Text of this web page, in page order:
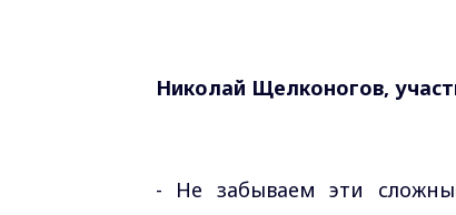
Николай Щелконогов,
- Не забываем эти